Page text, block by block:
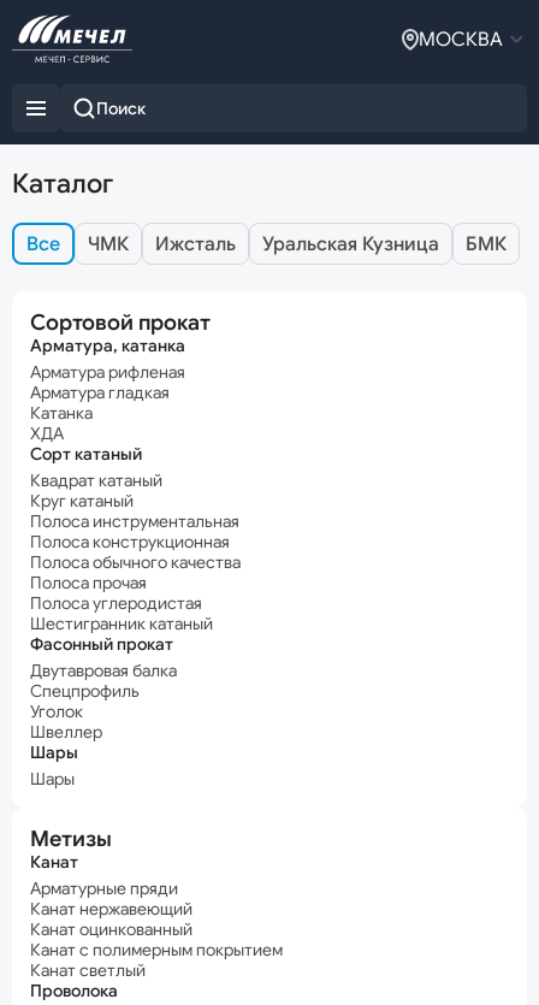
МОСКВА
Каталог
Все ЧМК Ижсталь Уральская Кузница БМК
Сортовой прокат
Арматура, катанка
Арматура рифленая
Арматура гладкая
Катанка
ХДА
Сорт катаный
Квадрат катаный
Круг катаный
Полоса инструментальная
Полоса конструкционная
Полоса обычного качества
Полоса прочая
Полоса углеродистая
Шестигранник катаный
Фасонный прокат
Двутавровая балка
Спецпрофиль
Уголок
Швеллер
Шары
Шары
Метизы
Канат
Арматурные пряди
Канат нержавеющий
Канат оцинкованный
Канат с полимерным покрытием
Канат светлый
Проволока